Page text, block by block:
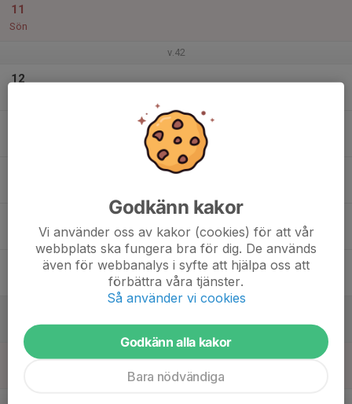
11
Sön
v.42
12
Godkänn kakor
Vi använder oss av kakor (cookies) för att vår
webbplats ska fungera bra för dig. De används
även för webbanalys i syfte att hjälpa oss att
förbättra våra tjänster.
Så använder vi cookies
Godkänn alla kakor
Bara nödvändiga